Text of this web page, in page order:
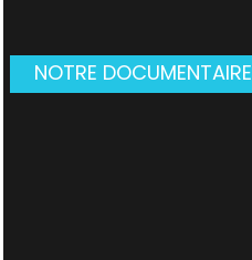
NOTRE DOCUMENTAIRE